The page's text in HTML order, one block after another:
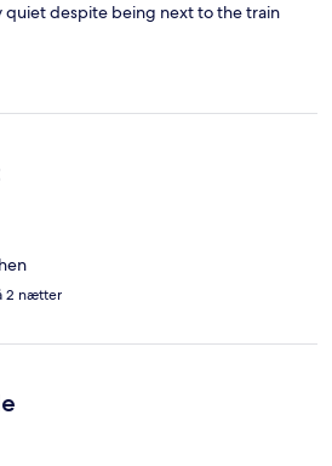
quiet despite being next to the train
2 nætter